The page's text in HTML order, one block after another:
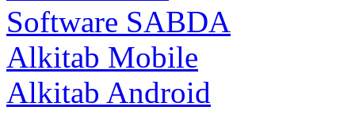
Software SABDA
Alkitab Mobile
Alkitab Android